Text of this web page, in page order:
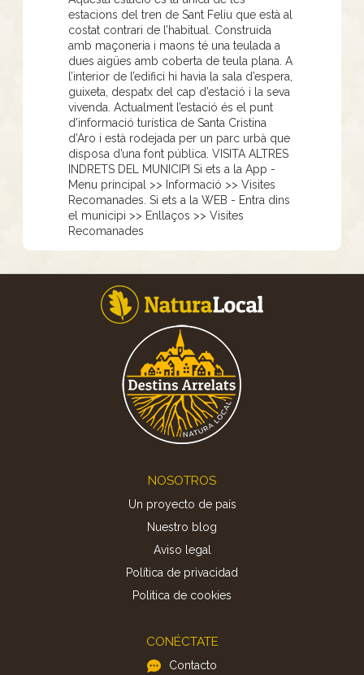
estacions del tren de Sant Feliu que està al
costat contrari de l’habitual. Construida
amb maçoneria i maons té una teulada a
dues aigües amb coberta de teula plana. A
l’interior de l’edifici hi havia la sala d’espera,
guixeta, despatx del cap d’estació i la seva
vivenda. Actualment l’estació és el punt
d’informació turística de Santa Cristina
d’Aro i està rodejada per un parc urbà que
disposa d’una font pública. VISITA ALTRES
INDRETS DEL MUNICIPI Si ets a la App -
Menu principal >> Informació >> Visites
Recomanades. Si ets a la WEB - Entra dins
el municipi >> Enllaços >> Visites
Recomanades
NOSOTROS
Un proyecto de país
Nuestro blog
Aviso legal
Política de privacidad
Politica de cookies
CONÉCTATE
Contacto